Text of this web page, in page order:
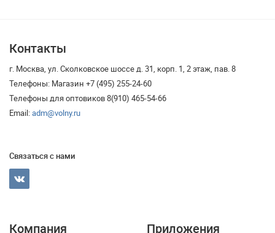
Контакты
г. Москва, ул. Сколковское шоссе д. 31, корп. 1, 2 этаж, пав. 8
Телефоны: Магазин +7 (495) 255-24-60
Телефоны для оптовиков 8(910) 465-54-66
Email:adm@volny.ru
Связаться с нами
Компания Приложения